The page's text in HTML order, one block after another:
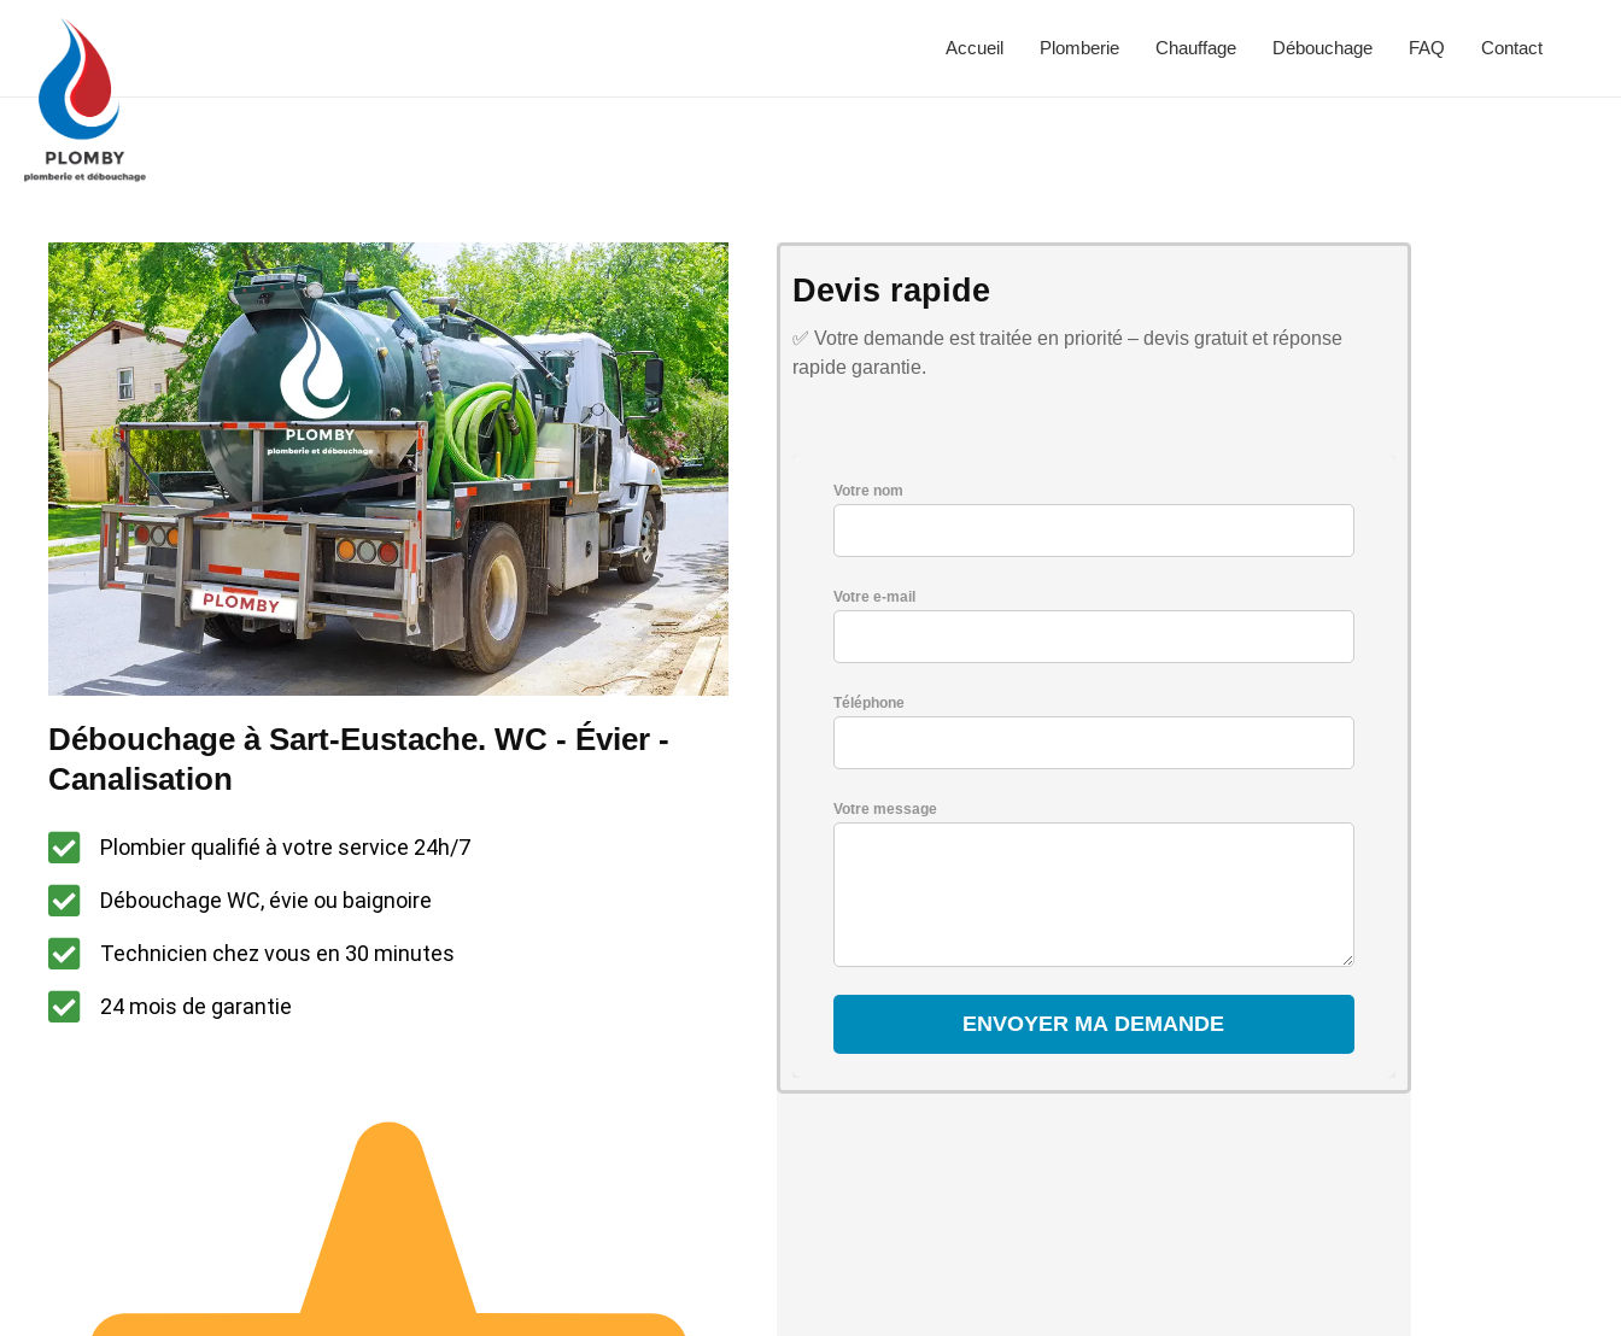
Accueil Plomberie Chauffage Débouchage FAQ Contact
Débouchage à Sart-Eustache. WC - Évier -
Canalisation
Plombier qualifié à votre service 24h/7
Débouchage WC, évie ou baignoire
Technicien chez vous en 30 minutes
24 mois de garantie
Devis rapide
✅ Votre demande est traitée en priorité – devis gratuit et réponse
rapide garantie.
Votre nom
Votre e-mail
Téléphone
Votre message